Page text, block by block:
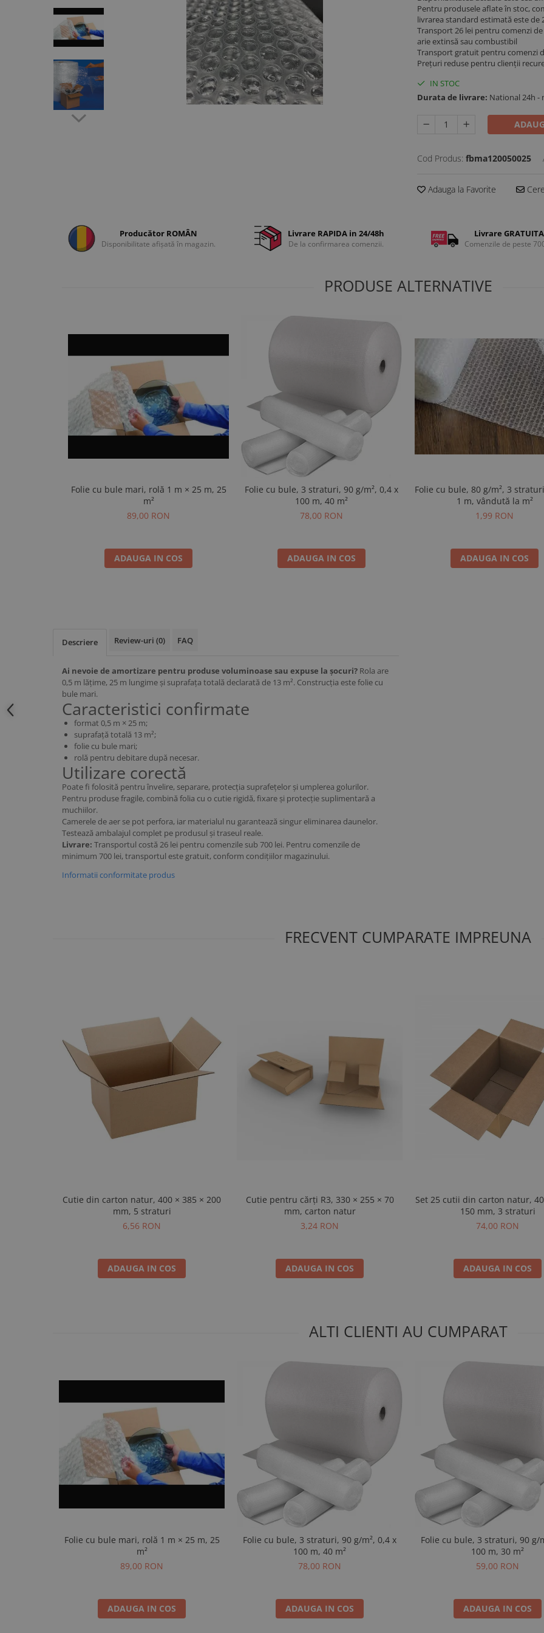
Pentru produsele aflate în stoc,
livrarea standard estimată este de
Transport 26 lei pentru comenzi
arie extinsă sau combustibil
Transport gratuit pentru comenzi
Prețuri reduse pentru clienții
IN STOC
Durata de livrare: National 24h -
Cod Produs: fbma120050025
Adauga la Favorite
Producător ROMÂN
Disponibilitate afișată în magazin.
Livrare RAPIDA in 24/48h
De la confirmarea comenzii.
Livrare
Comenzile de peste
PRODUSE ALTERNATIVE
Folie cu bule mari, rolă 1 m × 25 m, 25
m²
89,00 RON
ADAUGA IN COS
Folie cu bule, 3 straturi, 90 g/m², 0,4 x
100 m, 40 m²
78,00 RON
ADAUGA IN COS
Folie cu bule, 80 g/m², 3
1 m, vândută la m²
1,99 RON
ADAUGA IN COS
Descriere Review-uri (0) FAQ
Ai nevoie de amortizare pentru produse voluminoase sau expuse la șocuri? Rola are
0,5 m lățime, 25 m lungime și suprafața totală declarată de 13 m². Construcția este folie cu
bule mari.
Caracteristici confirmate
format 0,5 m × 25 m;
suprafață totală 13 m²;
folie cu bule mari;
rolă pentru debitare după necesar.
Utilizare corectă
Poate fi folosită pentru învelire, separare, protecția suprafețelor și umplerea golurilor.
Pentru produse fragile, combină folia cu o cutie rigidă, fixare și protecție suplimentară a
muchiilor.
Camerele de aer se pot perfora, iar materialul nu garantează singur eliminarea daunelor.
Testează ambalajul complet pe produsul și traseul reale.
Livrare: Transportul costă 26 lei pentru comenzile sub 700 lei. Pentru comenzile de
minimum 700 lei, transportul este gratuit, conform condițiilor magazinului.
Informatii conformitate produs
FRECVENT CUMPARATE IMPREUNA
Cutie din carton natur, 400 × 385 × 200
mm, 5 straturi
6,56 RON
ADAUGA IN COS
Cutie pentru cărți R3, 330 × 255 × 70
mm, carton natur
3,24 RON
ADAUGA IN COS
Set 25 cutii din carton natur,
150 mm, 3 straturi
74,00 RON
ADAUGA IN COS
ALTI CLIENTI AU CUMPARAT
Folie cu bule mari, rolă 1 m × 25 m, 25
m²
89,00 RON
ADAUGA IN COS
Folie cu bule, 3 straturi, 90 g/m², 0,4 x
100 m, 40 m²
78,00 RON
ADAUGA IN COS
Folie cu bule, 3 straturi, 90 g/
100 m, 30 m²
59,00 RON
ADAUGA IN COS